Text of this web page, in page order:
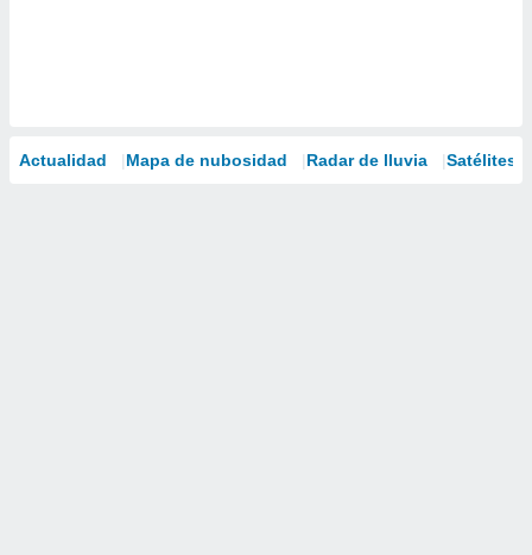
Actualidad Mapa de nubosidad Radar de lluvia Satélites